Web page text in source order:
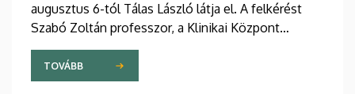
augusztus 6-tól Tálas László látja el. A felkérést
Szabó Zoltán professzor, a Klinikai Központ
elnöke, valamint Szőllősi Anna ápolási és
szakdolgozói igazgató adta át pénteken
ünnepélyes keretek között az Elnöki Hivatalban.
TOVÁBB